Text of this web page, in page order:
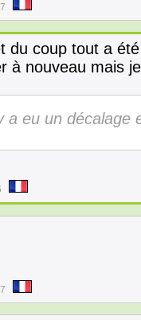
du coup tout a
à nouveau mais
a eu un